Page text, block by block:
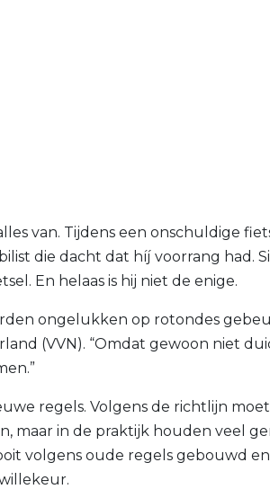
van. Tijdens een onschuldige
die dacht dat híj voorrang had.
En helaas is hij niet de enige.
ongelukken op rotondes
(VVN). “Omdat gewoon niet
regels. Volgens de richtlijn
maar in de praktijk houden veel
volgens oude regels gebouwd